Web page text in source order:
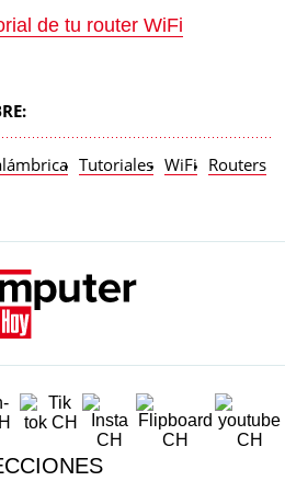
de tu router WiFi
Tutoriales WiFi Routers